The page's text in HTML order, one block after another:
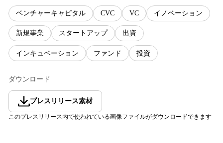
ベンチャーキャピタル CVC VC イノベーション
新規事業 スタートアップ 出資
インキュベーション ファンド 投資
ダウンロード
プレスリリース素材
このプレスリリース内で使われている画像ファイルがダウンロードできます